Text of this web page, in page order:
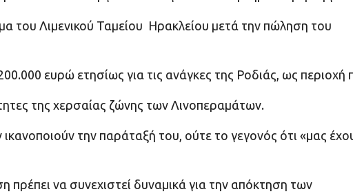
του Λιμενικού Ταμείου Ηρακλείου μετά την πώληση του
ευρώ ετησίως για τις ανάγκες της Ροδιάς, ως περιοχή
της χερσαίας ζώνης των Λινοπεραμάτων.
την παράταξή του, ούτε το γεγονός ότι «μας
πρέπει να συνεχιστεί δυναμικά για την απόκτηση των